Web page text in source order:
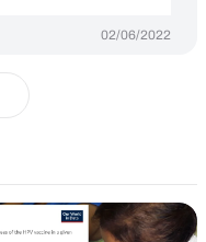
02/06/2022